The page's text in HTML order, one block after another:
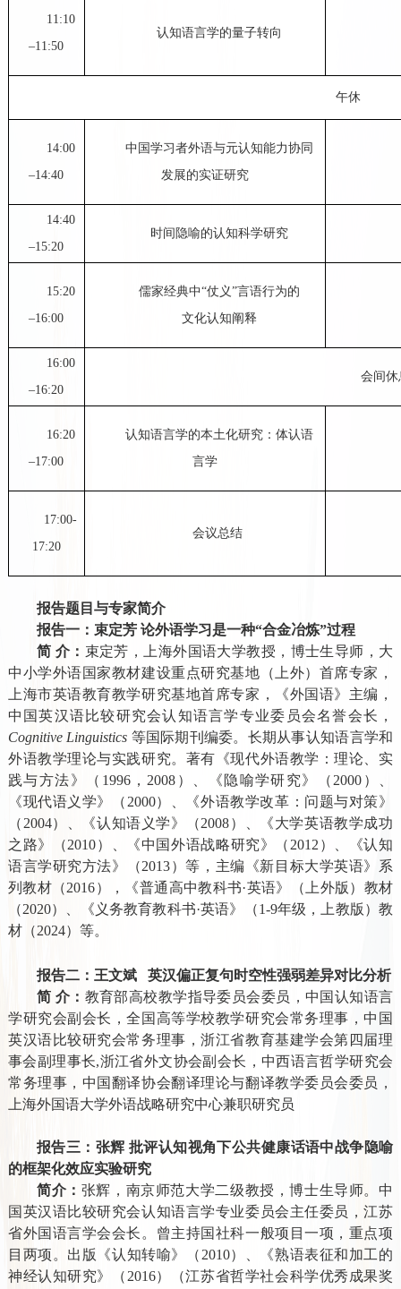
11:10
–11:50
认知语言学的量子转向
午休
14:00
–14:40
中国学习者外语与元认知能力协同
发展的实证研究
14:40
–15:20
时间隐喻的认知科学研究
15:20
–16:00
儒家经典中“仗义”言语行为的
文化认知阐释
16:00
–16:20
会间休
16:20
–17:00
认知语言学的本土化研究：体认语
言学
17:00-
17:20
会议总结
报告题目与专家简介
报告一：束定芳 论外语学习是一种“合金冶炼”过程
简 介： 束定芳，上海外国语大学教授，博士生导师，大
中小学外语国家教材建设重点研究基地（上外）首席专家，
上海市英语教育教学研究基地首席专家，《外国语》主编，
中国英汉语比较研究会认知语言学专业委员会名誉会长，
Cognitive Linguistics 等国际期刊编委。长期从事认知语言学和
外语教学理论与实践研究。著有《现代外语教学：理论、实
践与方法》（ 1996， 2008 ）、《隐喻学研究》（ 2000 ）、
《现代语义学》（ 2000）、《外语教学改革：问题与对策》
（ 2004）、《认知语义学》（2008）、《大学英语教学成功
之路》（2010）、《中国外语战略研究》（ 2012 ）、《认知
语言学研究方法》（2013）等，主编《新目标大学英语》系
列教材（2016），《普通高中教科书·英语》（上外版）教材
（2020）、《义务教育教科书·英语》（1-9年级，上教版）教
材（2024）等。
报告二：王文斌
英汉偏正复句时空性强弱差异对比分析
简 介： 教育部高校教学指导委员会委员，中国认知语言
学研究会副会长，全国高等学校教学研究会常务理事，中国
英汉语比较研究会常务理事，浙江省教育基建学会第四届理
事会副理事长,浙江省外文协会副会长，中西语言哲学研究会
常务理事，中国翻译协会翻译理论与翻译教学委员会委员，
上海外国语大学外语战略研究中心兼职研究员
报告三：张辉 批评认知视角下公共健康话语中战争隐喻
的框架化效应实验研究
简介： 张辉，南京师范大学二级教授，博士生导师。中
国英汉语比较研究会认知语言学专业委员会主任委员，江苏
省外国语言学会会长。曾主持国社科一般项目一项，重点项
目两项。出版《认知转喻》（ 2010）、《熟语表征和加工的
神经认知研究》（ 2016）（江苏省哲学社会科学优秀成果奖